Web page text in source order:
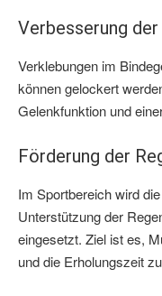
Verbesserung
Verklebungen im
können gelockert
Gelenkfunktion und
Förderung der
Im Sportbereich wird
Unterstützung der
eingesetzt. Ziel ist es,
und die Erholungszeit